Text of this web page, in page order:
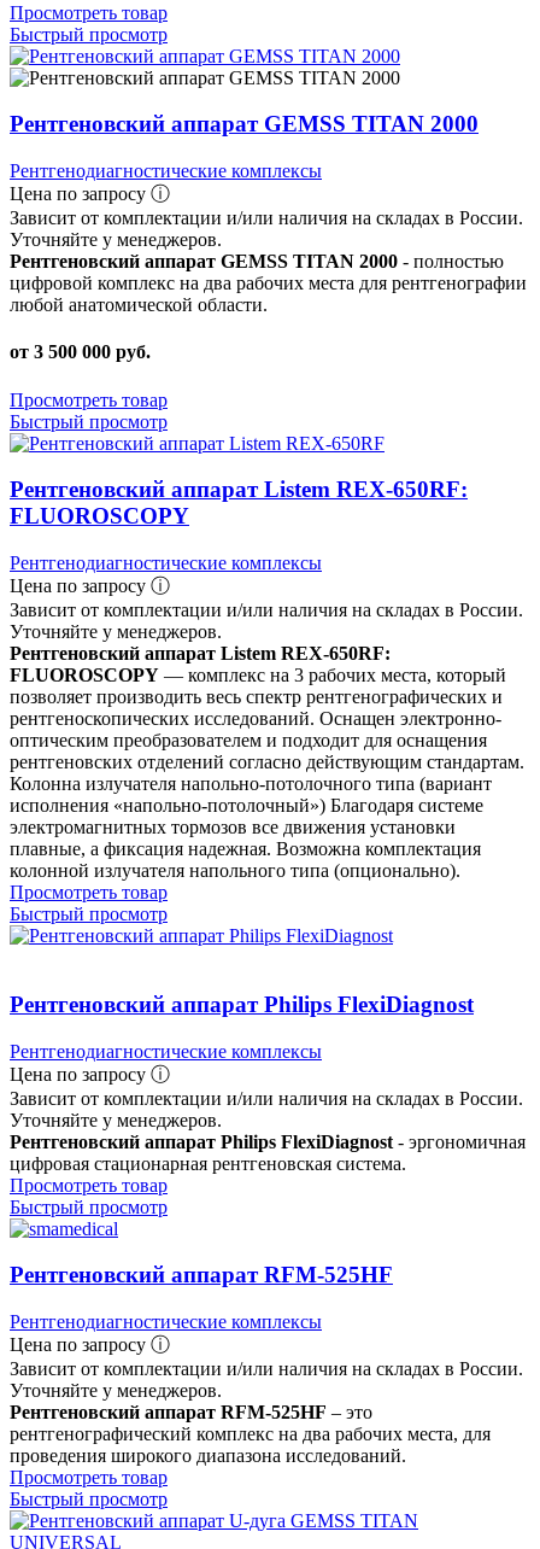
Просмотреть товар
Быстрый просмотр
Рентгеновский аппарат GEMSS TITAN 2000
Рентгенодиагностические комплексы
Цена по запросу ⓘ
Зависит от комплектации и/или наличия на складах в России.
Уточняйте у менеджеров.
Рентгеновский аппарат GEMSS TITAN 2000 - полностью
цифровой комплекс на два рабочих места для рентгенографии
любой анатомической области.
от 3 500 000 руб.
Просмотреть товар
Быстрый просмотр
Рентгеновский аппарат Listem REX-650RF:
FLUOROSCOPY
Рентгенодиагностические комплексы
Цена по запросу ⓘ
Зависит от комплектации и/или наличия на складах в России.
Уточняйте у менеджеров.
Рентгеновский аппарат Listem REX-650RF:
FLUOROSCOPY — комплекс на 3 рабочих места, который
позволяет производить весь спектр рентгенографических и
рентгеноскопических исследований. Оснащен электронно-
оптическим преобразователем и подходит для оснащения
рентгеновских отделений согласно действующим стандартам.
Колонна излучателя напольно-потолочного типа (вариант
исполнения «напольно-потолочный») Благодаря системе
электромагнитных тормозов все движения установки
плавные, а фиксация надежная. Возможна комплектация
колонной излучателя напольного типа (опционально).
Просмотреть товар
Быстрый просмотр
Рентгеновский аппарат Philips FlexiDiagnost
Рентгенодиагностические комплексы
Цена по запросу ⓘ
Зависит от комплектации и/или наличия на складах в России.
Уточняйте у менеджеров.
Рентгеновский аппарат Philips FlexiDiagnost - эргономичная
цифровая стационарная рентгеновская система.
Просмотреть товар
Быстрый просмотр
Рентгеновский аппарат RFM-525HF
Рентгенодиагностические комплексы
Цена по запросу ⓘ
Зависит от комплектации и/или наличия на складах в России.
Уточняйте у менеджеров.
Рентгеновский аппарат RFM-525HF – это
рентгенографический комплекс на два рабочих места, для
проведения широкого диапазона исследований.
Просмотреть товар
Быстрый просмотр